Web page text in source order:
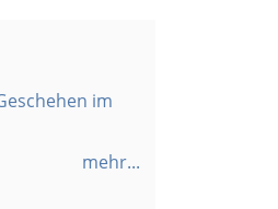
im
mehr...